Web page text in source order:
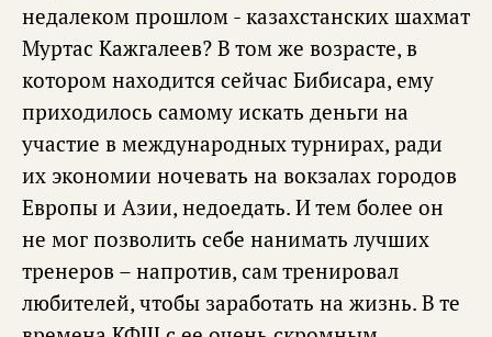
недалеком прошлом - казахстанских шахмат
Муртас Кажгалеев? В том же возрасте, в
котором находится сейчас Бибисара, ему
приходилось самому искать деньги на
участие в международных турнирах, ради
их экономии ночевать на вокзалах городов
Европы и Азии, недоедать. И тем более он
не мог позволить себе нанимать лучших
тренеров – напротив, сам тренировал
любителей, чтобы заработать на жизнь. В те